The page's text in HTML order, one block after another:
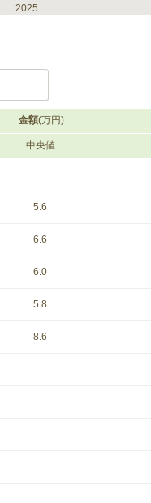
2025
金額(万円)
中央値
5.6
6.6
6.0
5.8
8.6